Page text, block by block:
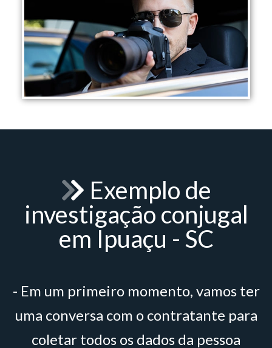
Exemplo de
investigação conjugal
em Ipuaçu - SC
- Em um primeiro momento, vamos ter
uma conversa com o contratante para
coletar todos os dados da pessoa